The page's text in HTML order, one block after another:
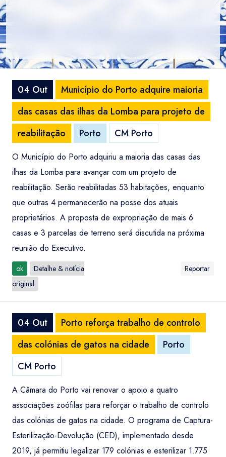
04 Out
Município do Porto adquire maioria
das casas das ilhas da Lomba para projeto de
reabilitação
Porto CM Porto
O Município do Porto adquiriu a maioria das casas das
ilhas da Lomba para avançar com um projeto de
reabilitação. Serão reabilitadas 53 habitações, enquanto
que outras 4 permanecerão na posse dos atuais
proprietários. A proposta de expropriação de mais 6
casas e 3 parcelas de terreno será discutida na próxima
reunião do Executivo.
ok
Detalhe & notícia
original
Reportar
04 Out
Porto reforça trabalho de controlo
das colónias de gatos na cidade
Porto
CM Porto
A Câmara do Porto vai renovar o apoio a quatro
associações zoófilas para reforçar o trabalho de controlo
das colónias de gatos na cidade. O programa de Captura-
Esterilização-Devolução (CED), implementado desde
2019, já permitiu legalizar 179 colónias e esterilizar 1.775